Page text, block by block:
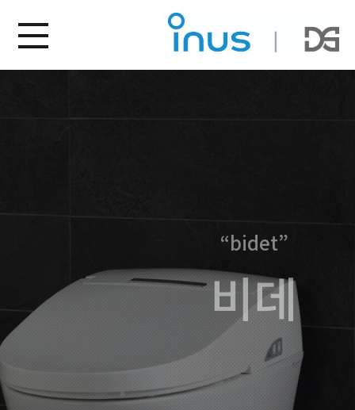
비데
“청소가 쉬워야 진짜 비데다”라는 이누스
완벽한 방수 기능 구현으로 다시
비데의 트렌드를 만듭니다.